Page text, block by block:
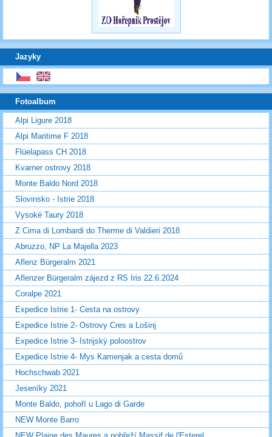
Jazyky
Fotoalbum
Alpi Ligure 2018
Alpi Maritime F 2018
Flüelapass CH 2018
Kvarner ostrovy 2018
Monte Baldo Nord 2018
Slovinsko - Istrie 2018
Vysoké Taury 2018
Z Cima di Lombardi do Therme di Valdieri 2018
Abruzzo, NP La Majella 2023
Aflenz Bürgeralm 2021
Aflenzer Bürgeralm zájezd z RS Iris 22.6.2024
Coralpe 2021
Expedice Istrie 1- Cesta na ostrovy
Expedice Istrie 2- Ostrovy Cres a Lošinj
Expedice Istrie 3- Istrijský poloostrov
Expedice Istrie 4- Mys Kamenjak a cesta domů
Hochschwab 2021
Jeseníky 2021
Monte Baldo, pohoří u Lago di Garde
NEW Monte Barro